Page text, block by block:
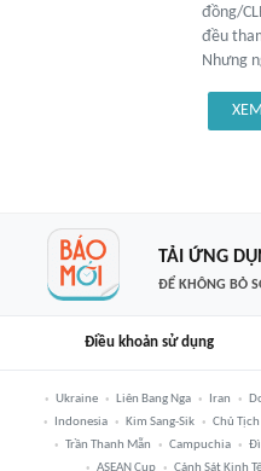
đồng/
đều
Nhưng
TẢI ỨNG
ĐỂ KHÔNG BỎ
Điều khoản sử dụng
Ukraine Liên Bang Nga Iran
Indonesia
Kim Sang-Sik Chủ
Trần Thanh Mẫn
Campuchia
ASEAN Cup
Cảnh Sát Kinh Tế